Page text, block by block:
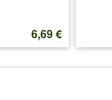
6,69 €